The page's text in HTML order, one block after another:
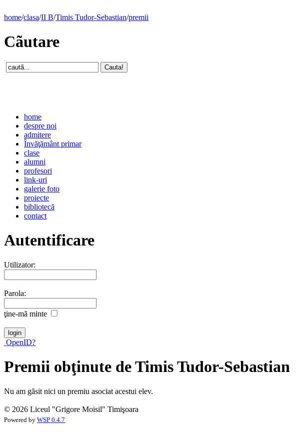
home/clasa/II B/Timis Tudor-Sebastian/premii
Cãutare
home
despre noi
admitere
Învăţământ primar
clase
alumni
profesori
link-uri
galerie foto
proiecte
bibliotecă
contact
Autentificare
Utilizator:
Parola:
ţine-mã minte
OpenID?
Premii obţinute de Timis Tudor-Sebastian
Nu am gãsit nici un premiu asociat acestui elev.
© 2026 Liceul "Grigore Moisil" Timişoara
Powered by WSP 0.4.7